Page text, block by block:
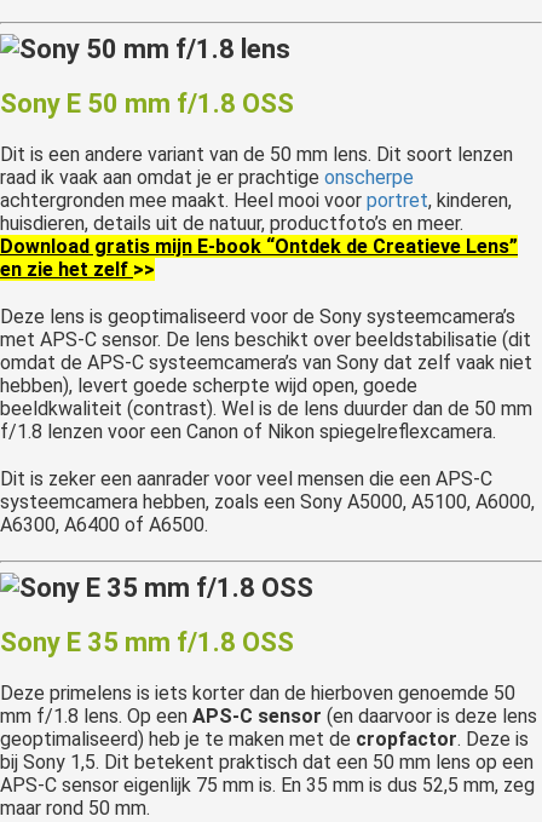
Sony E 50 mm f/1.8 OSS
Dit is een andere variant van de 50 mm lens. Dit soort lenzen
raad ik vaak aan omdat je er prachtige onscherpe
achtergronden mee maakt. Heel mooi voor portret, kinderen,
huisdieren, details uit de natuur, productfoto’s en meer.
Download gratis mijn E-book “Ontdek de Creatieve Lens”
en zie het zelf >>
Deze lens is geoptimaliseerd voor de Sony systeemcamera’s
met APS-C sensor. De lens beschikt over beeldstabilisatie (dit
omdat de APS-C systeemcamera’s van Sony dat zelf vaak niet
hebben), levert goede scherpte wijd open, goede
beeldkwaliteit (contrast). Wel is de lens duurder dan de 50 mm
f/1.8 lenzen voor een Canon of Nikon spiegelreflexcamera.
Dit is zeker een aanrader voor veel mensen die een APS-C
systeemcamera hebben, zoals een Sony A5000, A5100, A6000,
A6300, A6400 of A6500.
Sony E 35 mm f/1.8 OSS
Deze primelens is iets korter dan de hierboven genoemde 50
mm f/1.8 lens. Op een APS-C sensor (en daarvoor is deze lens
geoptimaliseerd) heb je te maken met de cropfactor. Deze is
bij Sony 1,5. Dit betekent praktisch dat een 50 mm lens op een
APS-C sensor eigenlijk 75 mm is. En 35 mm is dus 52,5 mm, zeg
maar rond 50 mm.